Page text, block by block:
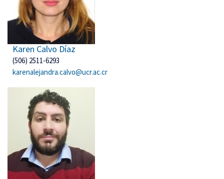
Karen Calvo Díaz
(506) 2511-6293
karenalejandra.calvo@ucr.ac.cr